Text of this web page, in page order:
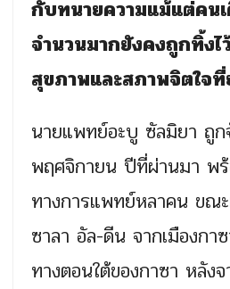
กับทนายความแม้แต่คน
จำนวนมากยังคงถูกทิ้งไ
สุขภาพและสภาพจิตใจที่
นายแพทย์อะบู ซัลมิยา ถู
พฤศจิกายน ปีที่ผ่านมา พร้
ทางการแพทย์หลาคน ขณ
ซาลา อัล-ดีน จากเมืองกา
ทางตอนใต้ของกาซา หลัง